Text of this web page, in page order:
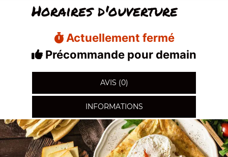
Horaires d'ouverture
Actuellement fermé
Précommande pour demain
AVIS (0)
INFORMATIONS